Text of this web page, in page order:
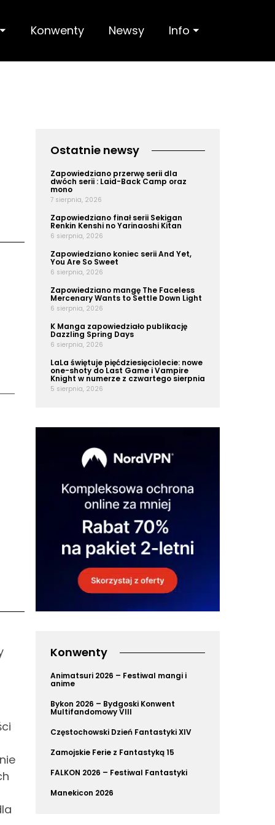
Konwenty Newsy Info ⏷
Ostatnie newsy
Zapowiedziano przerwę serii dla
dwóch serii : Laid-Back Camp oraz
mono
7 sierpnia, 2026
Zapowiedziano finał serii Sekigan
Renkin Kenshi no Yarinaoshi Kitan
6 sierpnia, 2026
Zapowiedziano koniec serii And Yet,
You Are So Sweet
6 sierpnia, 2026
Zapowiedziano mangę The Faceless
Mercenary Wants to Settle Down Light
6 sierpnia, 2026
K Manga zapowiedziało publikację
Dazzling Spring Days
6 sierpnia, 2026
LaLa świętuje pięćdziesięciolecie: nowe
one-shoty do Last Game i Vampire
Knight w numerze z czwartego sierpnia
5 sierpnia, 2026
Konwenty
Animatsuri 2026 – Festiwal mangi i
anime
Bykon 2026 – Bydgoski Konwent
Multifandomowy VIII
Częstochowski Dzień Fantastyki XIV
Zamojskie Ferie z Fantastyką 15
FALKON 2026 – Festiwal Fantastyki
Manekicon 2026